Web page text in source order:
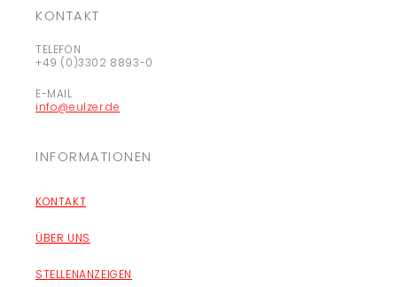
KONTAKT
TELEFON
+49 (0)3302 8893-0
E-MAIL
info@eulzer.de
INFORMATIONEN
KONTAKT
ÜBER UNS
STELLENANZEIGEN